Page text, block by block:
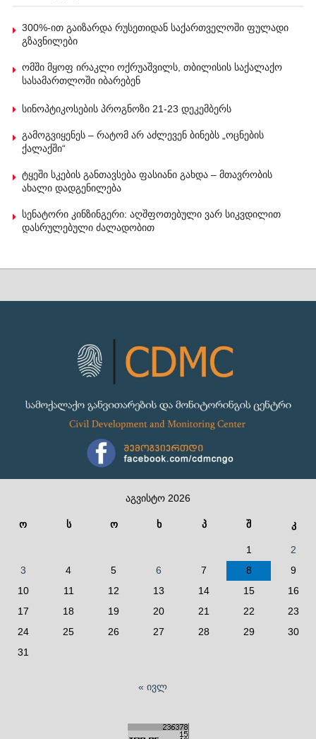
300%-ით გაიზარდა რუსეთიდან საქართველოში ფულადი
გზავნილები
ომში მყოფ ირაკლი ოქრუაშვილს, თბილისის საქალაქო
სასამართლოში იბარებენ
სინოპტიკოსების პროგნოზი 21-23 დეკემბერს
გამოგვიყენეს – რატომ არ აძლევენ ბინებს „ოცნების
ქალაქში“
ტყეში სკების განთავსება ფასიანი გახდა – მთავრობის
ახალი დადგენილება
სენატორი კინზინგერი: აღშფოთებული ვარ სიკვდილით
დასრულებული ძალადობით
აგვისტო 2026
ო ს ო ხ პ შ კ
1
2
3
4 5 6 7 8
9
10
11 12 13 14 15
16
17
18 19 20 21 22
23
24
25 26 27 28 29
30
31
« ივლ